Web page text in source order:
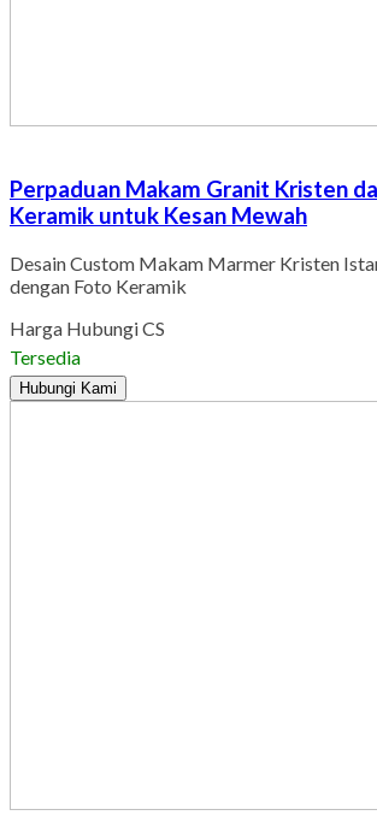
Perpaduan Makam Granit Kristen
Keramik untuk Kesan Mewah
Desain Custom Makam Marmer Kristen
dengan Foto Keramik
Harga Hubungi CS
Tersedia
Hubungi Kami